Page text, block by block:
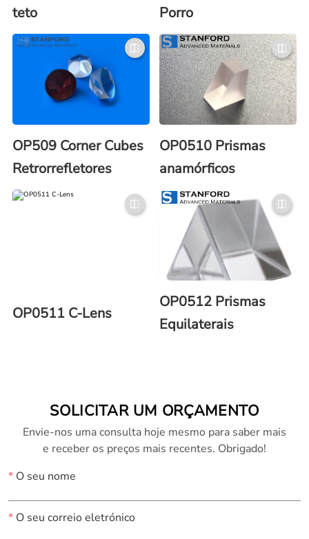
teto
Porro
OP509 Corner Cubes
Retrorrefletores
OP0510 Prismas
anamórficos
OP0511 C-Lens
OP0512 Prismas
Equilaterais
SOLICITAR UM ORÇAMENTO
Envie-nos uma consulta hoje mesmo para saber mais
e receber os preços mais recentes. Obrigado!
*O seu nome
*O seu correio eletrónico